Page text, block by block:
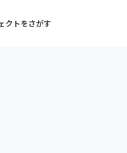
クトをさがす